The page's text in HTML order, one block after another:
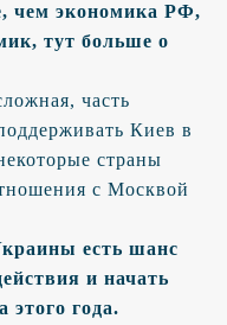
чем экономика РФ,
тут больше о
часть
Киев в
страны
с Москвой
есть шанс
и начать
этого года.